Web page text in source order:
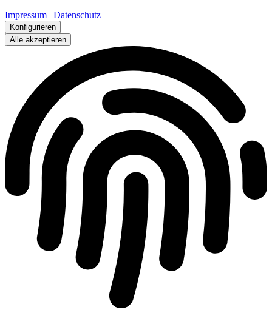
Impressum | Datenschutz
Konfigurieren
Alle akzeptieren